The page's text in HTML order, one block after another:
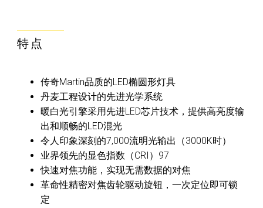
特点
传奇Martin品质的LED椭圆形灯具
丹麦工程设计的先进光学系统
暖白光引擎采用先进LED芯片技术，提供高亮度输
出和顺畅的LED混光
令人印象深刻的7,000流明光输出（3000K时）
业界领先的显色指数（CRI）97
快速对焦功能，实现无需数据的对焦
革命性精密对焦齿轮驱动旋钮，一次定位即可锁
定